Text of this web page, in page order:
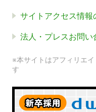
サイトアクセス情報
法人・プレスお問い
※本サイトはアフィリエ
す